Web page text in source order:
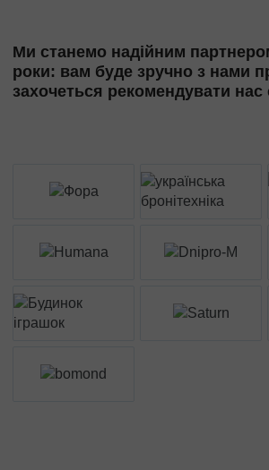
Ми станемо надійним
роки: вам буде зручно з нами
захочеться рекомендувати нас